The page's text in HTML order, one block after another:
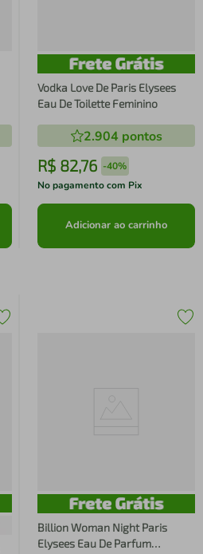
Vodka Love De Paris Elysees
Eau De Toilette Feminino
2.904 pontos
R$ 82,76 -40%
No pagamento com Pix
Adicionar ao carrinho
Billion Woman Night Paris
Elysees Eau De Parfum